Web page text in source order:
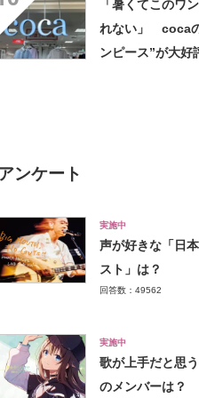
「暑くてこのワ
れない」 coca
ンピース”が大
ンケート
実施中
声が好きな「日
スト」は？
回答数：49562
実施中
歌が上手だと思
のメンバーは？